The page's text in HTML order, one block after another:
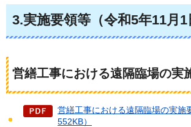
3.実施要領等（令和5年11月1
営繕工事における遠隔臨場の実
営繕工事における遠隔臨場の実施
552KB）